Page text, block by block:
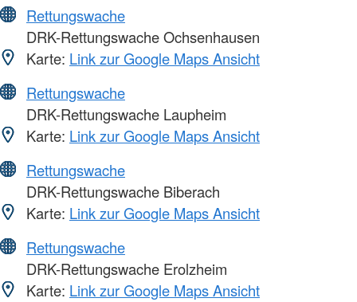
Rettungswache
DRK-Rettungswache Ochsenhausen
Karte: Link zur Google Maps Ansicht
Rettungswache
DRK-Rettungswache Laupheim
Karte: Link zur Google Maps Ansicht
Rettungswache
DRK-Rettungswache Biberach
Karte: Link zur Google Maps Ansicht
Rettungswache
DRK-Rettungswache Erolzheim
Karte: Link zur Google Maps Ansicht